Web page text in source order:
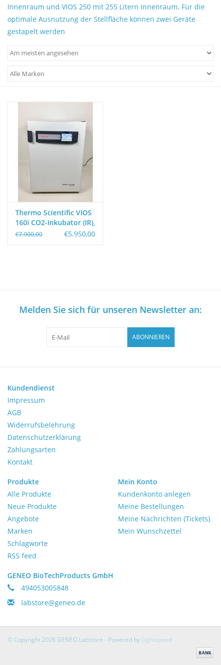
Laborgeräte kaufen
Laborgeräte verkaufen
Innenraum und VIOS 250 mit 255 Litern Innenraum. Für die
optimale Ausnutzung der Stellfläche können zwei Geräte
gestapelt werden
Thermo Scientific VIOS
160i CO2-Inkubator (IR),
IBOX
€7.900,00 €5.950,00
Melden Sie sich für unseren Newsletter an:
ABONNIEREN
Kundendienst
Impressum
AGB
Widerrufsbelehrung
Datenschutzerklärung
Zahlungsarten
Kontakt
Produkte
Alle Produkte
Neue Produkte
Angebote
Marken
Schlagworte
RSS feed
Mein Konto
Kundenkonto anlegen
Meine Bestellungen
Meine Nachrichten (Tickets)
Mein Wunschzettel
GENEO BioTechProducts GmbH
494053005848
labstore@geneo.de
© Copyright 2026 GENEO Labstore - Powered by Lightspeed